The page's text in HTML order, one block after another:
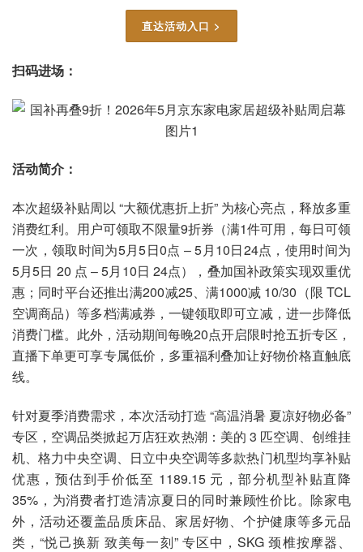
直达活动入口 >
扫码进场：
活动简介：
本次超级补贴周以 “大额优惠折上折” 为核心亮点，释放多重
消费红利。用户可领取不限量9折券（满1件可用，每日可领
一次，领取时间为5月5日0点 – 5月10日24点，使用时间为
5月5日 20 点 – 5月10日 24点），叠加国补政策实现双重优
惠；同时平台还推出满200减25、满1000减 10/30（限 TCL
空调商品）等多档满减券，一键领取即可立减，进一步降低
消费门槛。此外，活动期间每晚20点开启限时抢五折专区，
直播下单更可享专属低价，多重福利叠加让好物价格直触底
线。
针对夏季消费需求，本次活动打造 “高温消暑 夏凉好物必备”
专区，空调品类掀起万店狂欢热潮：美的 3 匹空调、创维挂
机、格力中央空调、日立中央空调等多款热门机型均享补贴
优惠，预估到手价低至 1189.15 元，部分机型补贴直降
35%，为消费者打造清凉夏日的同时兼顾性价比。除家电
外，活动还覆盖品质床品、家居好物、个护健康等多元品
类，“悦己换新 致美每一刻” 专区中，SKG 颈椎按摩器、